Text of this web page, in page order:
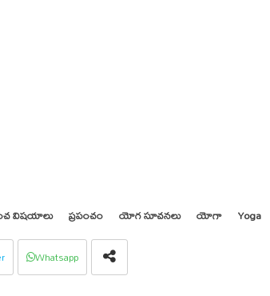
విషయాలు ప్రపంచం యోగ సూచనలు యోగా Yoga
Whatsapp